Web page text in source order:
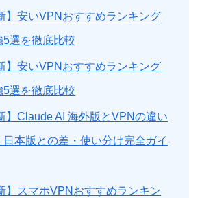
】安いVPNおすすめランキング
5選を徹底比較
】安いVPNおすすめランキング
5選を徹底比較
】Claude AI 海外版とVPNの違い
日本版との差・使い分け完全ガイ
】スマホVPNおすすめランキン